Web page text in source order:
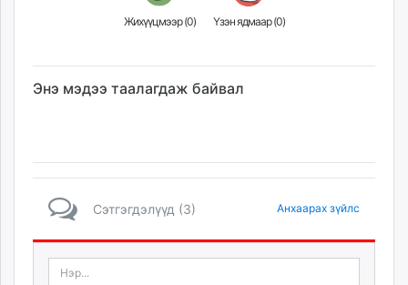
Жихүүцмээр (0) Үзэн ядмаар (0)
Энэ мэдээ таалагдаж байвал
Сэтгэгдэлүүд (3) Анхаарах зүйлс